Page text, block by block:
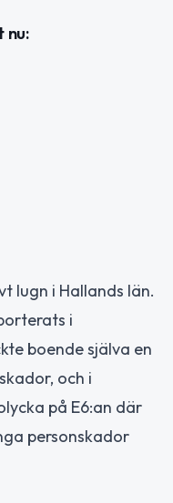
nu:
lugn i Hallands län.
i
boende själva en
och i
på E6:an där
personskador